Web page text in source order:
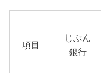
項目
じぶん
銀行